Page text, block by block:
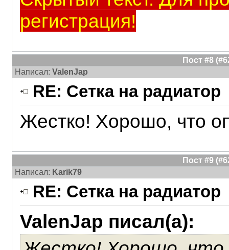
регистрация!
Пост #8
Написал: ValenJap
RE: Сетка на радиатор
Жестко! Хорошо, что
Пост #9
Написал: Karik79
RE: Сетка на радиатор
ValenJap писал(а):